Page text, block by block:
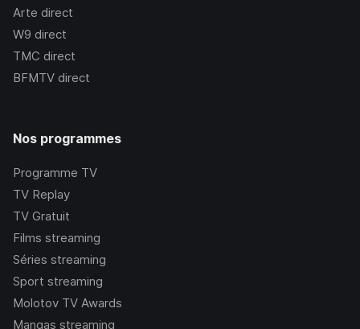
Arte direct
W9 direct
TMC direct
BFMTV direct
Nos programmes
Programme TV
TV Replay
TV Gratuit
Films streaming
Séries streaming
Sport streaming
Molotov TV Awards
Mangas streaming